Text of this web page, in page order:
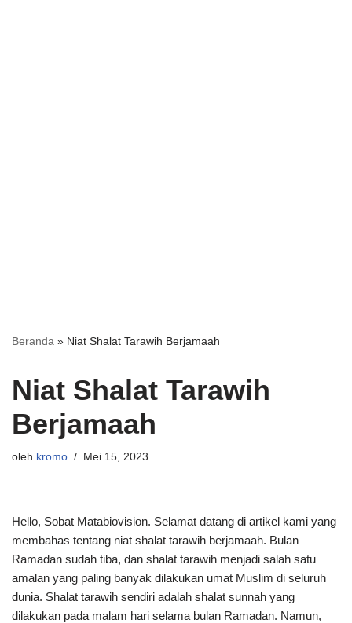
Beranda » Niat Shalat Tarawih Berjamaah
Niat Shalat Tarawih
Berjamaah
oleh kromo Mei 15, 2023
Hello, Sobat Matabiovision. Selamat datang di artikel kami yang
membahas tentang niat shalat tarawih berjamaah. Bulan
Ramadan sudah tiba, dan shalat tarawih menjadi salah satu
amalan yang paling banyak dilakukan umat Muslim di seluruh
dunia. Shalat tarawih sendiri adalah shalat sunnah yang
dilakukan pada malam hari selama bulan Ramadan. Namun,